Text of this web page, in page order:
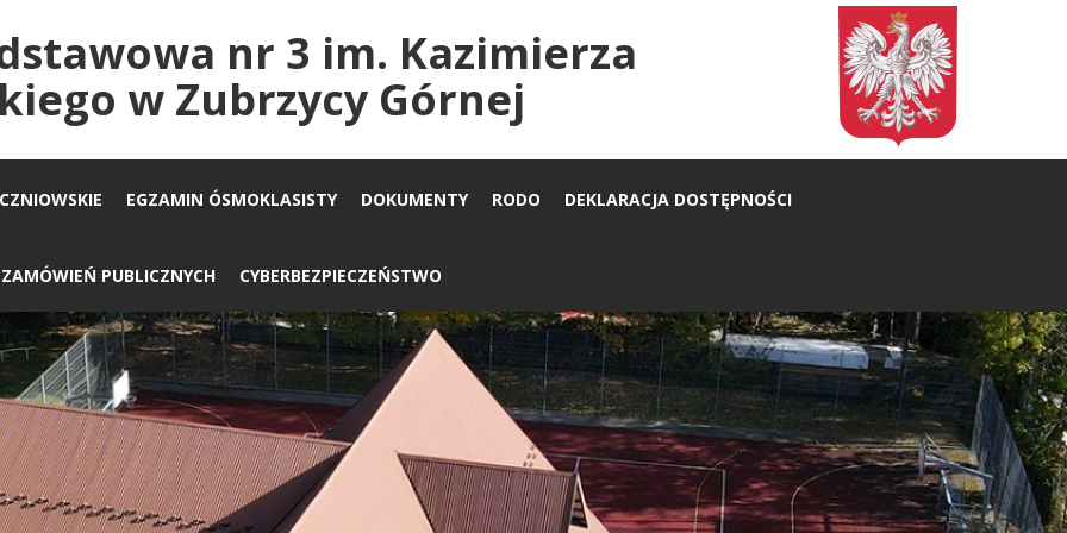
nr 3 im. Kazimierza
w Zubrzycy Górnej
EGZAMIN ÓSMOKLASISTY DOKUMENTY RODO DEKLARACJA DOSTĘPNOŚCI
PUBLICZNYCH CYBERBEZPIECZEŃSTWO